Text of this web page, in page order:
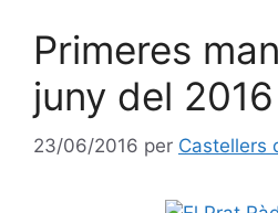
Primeres
juny del 2016
23/06/2016 per Castellers